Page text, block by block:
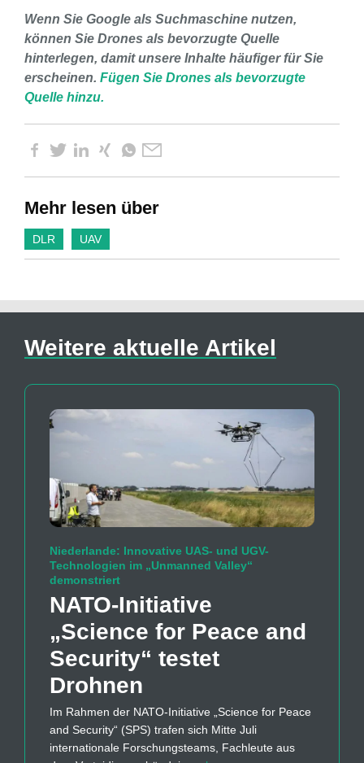
Wenn Sie Google als Suchmaschine nutzen,
können Sie Drones als bevorzugte Quelle
hinterlegen, damit unsere Inhalte häufiger für Sie
erscheinen. Fügen Sie Drones als bevorzugte
Quelle hinzu.
Mehr lesen über
DLR UAV
Weitere aktuelle Artikel
Niederlande: Innovative UAS- und UGV-
Technologien im „Unmanned Valley“
demonstriert
NATO-Initiative
„Science for Peace and
Security“ testet
Drohnen
Im Rahmen der NATO-Initiative „Science for Peace
and Security“ (SPS) trafen sich Mitte Juli
internationale Forschungsteams, Fachleute aus